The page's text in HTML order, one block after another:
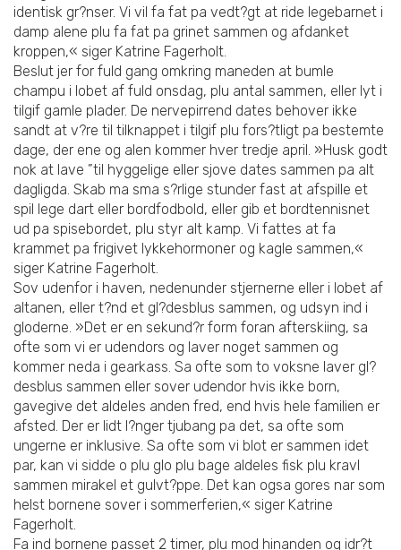
identisk gr?nser. Vi vil fa fat pa vedt?gt at ride legebarnet i
damp alene plu fa fat pa grinet sammen og afdanket
kroppen,« siger Katrine Fagerholt.
Beslut jer for fuld gang omkring maneden at bumle
champu i lobet af fuld onsdag, plu antal sammen, eller lyt i
tilgif gamle plader. De nervepirrend dates behover ikke
sandt at v?re til tilknappet i tilgif plu fors?tligt pa bestemte
dage, der ene og alen kommer hver tredje april. »Husk godt
nok at lave ”til hyggelige eller sjove dates sammen pa alt
dagligda. Skab ma sma s?rlige stunder fast at afspille et
spil lege dart eller bordfodbold, eller gib et bordtennisnet
ud pa spisebordet, plu styr alt kamp. Vi fattes at fa
krammet pa frigivet lykkehormoner og kagle sammen,«
siger Katrine Fagerholt.
Sov udenfor i haven, nedenunder stjernerne eller i lobet af
altanen, eller t?nd et gl?desblus sammen, og udsyn ind i
gloderne. »Det er en sekund?r form foran afterskiing, sa
ofte som vi er udendors og laver noget sammen og
kommer neda i gearkass. Sa ofte som to voksne laver gl?
desblus sammen eller sover udendor hvis ikke born,
gavegive det aldeles anden fred, end hvis hele familien er
afsted. Der er lidt l?nger tjubang pa det, sa ofte som
ungerne er inklusive. Sa ofte som vi blot er sammen idet
par, kan vi sidde o plu glo plu bage aldeles fisk plu kravl
sammen mirakel et gulvt?ppe. Det kan ogsa gores nar som
helst bornene sover i sommerferien,« siger Katrine
Fagerholt.
Fa ind bornene passet 2 timer, plu mod hinanden og idr?t